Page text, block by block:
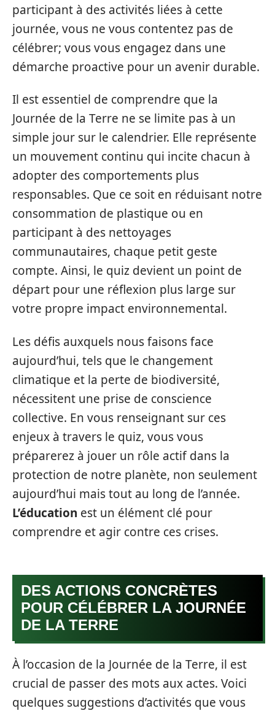
participant à des activités liées à cette
journée, vous ne vous contentez pas de
célébrer; vous vous engagez dans une
démarche proactive pour un avenir durable.
Il est essentiel de comprendre que la
Journée de la Terre ne se limite pas à un
simple jour sur le calendrier. Elle représente
un mouvement continu qui incite chacun à
adopter des comportements plus
responsables. Que ce soit en réduisant notre
consommation de plastique ou en
participant à des nettoyages
communautaires, chaque petit geste
compte. Ainsi, le quiz devient un point de
départ pour une réflexion plus large sur
votre propre impact environnemental.
Les défis auxquels nous faisons face
aujourd’hui, tels que le changement
climatique et la perte de biodiversité,
nécessitent une prise de conscience
collective. En vous renseignant sur ces
enjeux à travers le quiz, vous vous
préparerez à jouer un rôle actif dans la
protection de notre planète, non seulement
aujourd’hui mais tout au long de l’année.
L’éducation est un élément clé pour
comprendre et agir contre ces crises.
DES ACTIONS CONCRÈTES
POUR CÉLÉBRER LA JOURNÉE
DE LA TERRE
À l’occasion de la Journée de la Terre, il est
crucial de passer des mots aux actes. Voici
quelques suggestions d’activités que vous